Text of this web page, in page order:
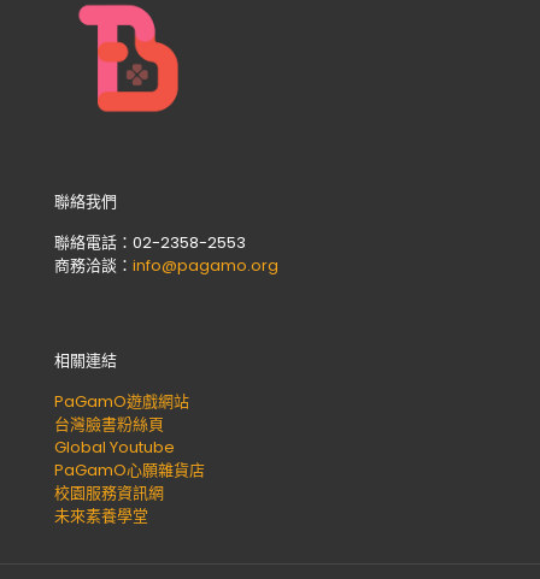
聯絡我們
聯絡電話：02-2358-2553
商務洽談： info@pagamo.org
相關連結
PaGamO遊戲網站
台灣臉書粉絲頁
Global Youtube
PaGamO心願雜貨店
校園服務資訊網
未來素養學堂